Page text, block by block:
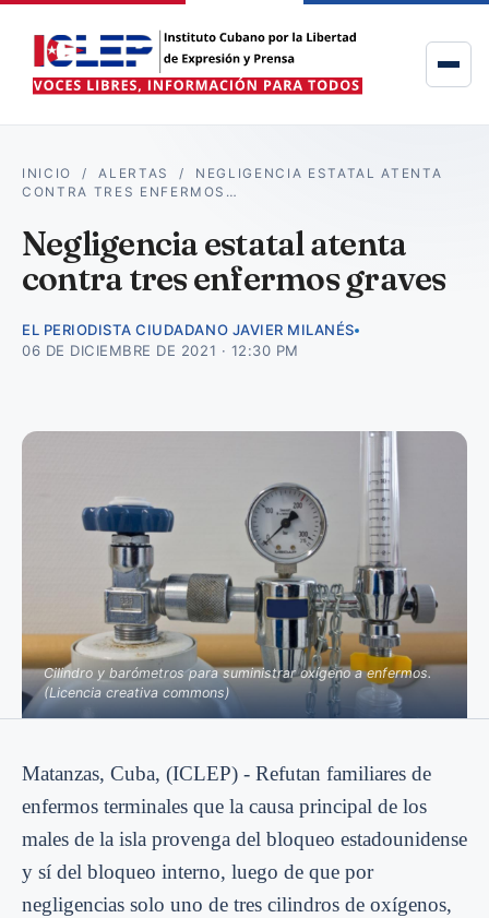
INICIO /ALERTAS / NEGLIGENCIA ESTATAL ATENTA
CONTRA TRES ENFERMOS…
Negligencia estatal atenta
contra tres enfermos graves
EL PERIODISTA CIUDADANO JAVIER MILANÉS
06 DE DICIEMBRE DE 2021 · 12:30 PM
Cilindro y barómetros para suministrar oxígeno a enfermos.
(Licencia creativa commons)
Matanzas, Cuba, (ICLEP) - Refutan familiares de
enfermos terminales que la causa principal de los
males de la isla provenga del bloqueo estadounidense
y sí del bloqueo interno, luego de que por
negligencias solo uno de tres cilindros de oxígenos,